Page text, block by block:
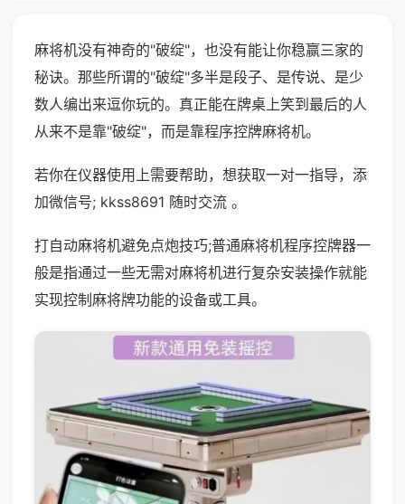
麻将机没有神奇的"破绽"，也没有能让你稳赢三家的
秘诀。那些所谓的"破绽"多半是段子、是传说、是少
数人编出来逗你玩的。真正能在牌桌上笑到最后的人
从来不是靠"破绽"，而是靠程序控牌麻将机。
若你在仪器使用上需要帮助，想获取一对一指导，添
加微信号; kkss8691 随时交流 。
打自动麻将机避免点炮技巧;普通麻将机程序控牌器一
般是指通过一些无需对麻将机进行复杂安装操作就能
实现控制麻将牌功能的设备或工具。